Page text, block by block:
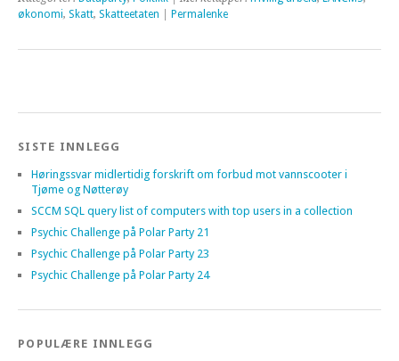
økonomi, Skatt, Skatteetaten Permalenke
SISTE INNLEGG
Høringssvar midlertidig forskrift om forbud mot vannscooter i
Tjøme og Nøtterøy
SCCM SQL query list of computers with top users in a collection
Psychic Challenge på Polar Party 21
Psychic Challenge på Polar Party 23
Psychic Challenge på Polar Party 24
POPULÆRE INNLEGG